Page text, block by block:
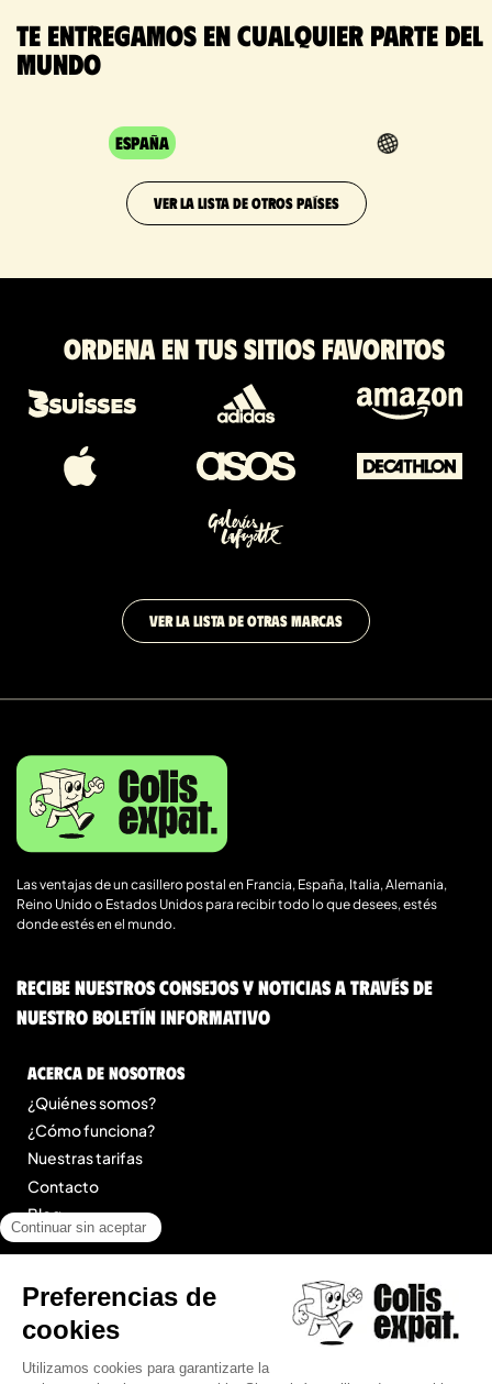
Te entregamos en cualquier parte del
mundo
España
VER LA LISTA DE OTROS PAÍSES
Ordena en tus sitios favoritos
VER LA LISTA DE OTRAS MARCAS
Las ventajas de un casillero postal en Francia, España, Italia, Alemania,
Reino Unido o Estados Unidos para recibir todo lo que desees, estés
donde estés en el mundo.
Recibe nuestros consejos y noticias a través de
nuestro boletín informativo
Acerca de nosotros
¿Quiénes somos?
¿Cómo funciona?
Nuestras tarifas
Contacto
Blog
Menciones legales
Condiciones Generales de Prestación de Servicios
Mapa del sitio